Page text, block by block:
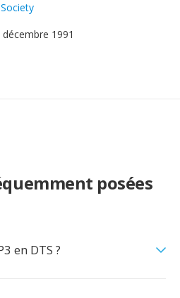
décembre 1991
posées
en DTS ?